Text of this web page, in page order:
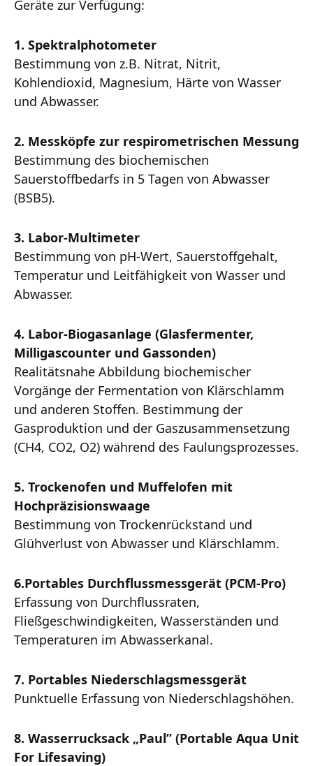
Geräte zur Verfügung:
1. Spektralphotometer
Bestimmung von z.B. Nitrat, Nitrit,
Kohlendioxid, Magnesium, Härte von Wasser
und Abwasser.
2. Messköpfe zur respirometrischen Messung
Bestimmung des biochemischen
Sauerstoffbedarfs in 5 Tagen von Abwasser
(BSB5).
3. Labor-Multimeter
Bestimmung von pH-Wert, Sauerstoffgehalt,
Temperatur und Leitfähigkeit von Wasser und
Abwasser.
4. Labor-Biogasanlage (Glasfermenter,
Milligascounter und Gassonden)
Realitätsnahe Abbildung biochemischer
Vorgänge der Fermentation von Klärschlamm
und anderen Stoffen. Bestimmung der
Gasproduktion und der Gaszusammensetzung
(CH4, CO2, O2) während des Faulungsprozesses.
5. Trockenofen und Muffelofen mit
Hochpräzisionswaage
Bestimmung von Trockenrückstand und
Glühverlust von Abwasser und Klärschlamm.
6.Portables Durchflussmessgerät (PCM-Pro)
Erfassung von Durchflussraten,
Fließgeschwindigkeiten, Wasserständen und
Temperaturen im Abwasserkanal.
7. Portables Niederschlagsmessgerät
Punktuelle Erfassung von Niederschlagshöhen.
8. Wasserrucksack „Paul” (Portable Aqua Unit
For Lifesaving)